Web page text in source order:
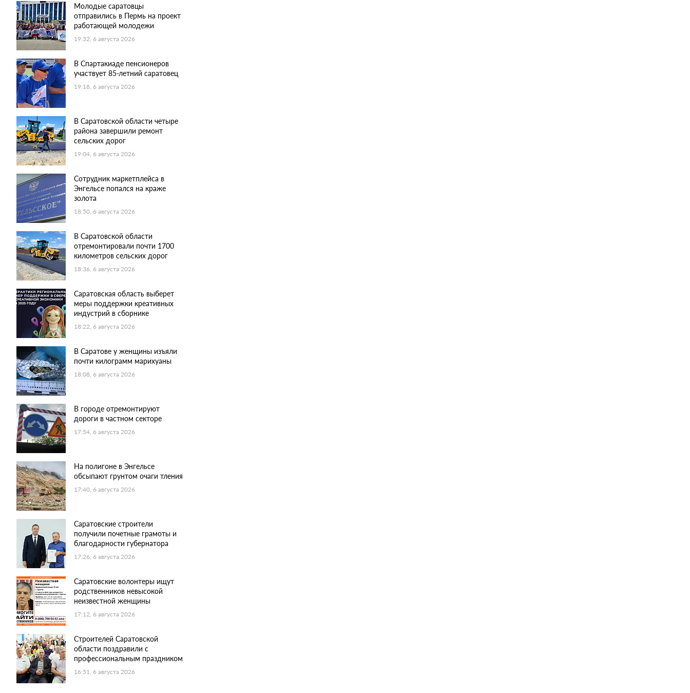
Молодые саратовцы
отправились в Пермь на проект
работающей молодежи
19:32, 6 августа 2026
В Спартакиаде пенсионеров
участвует 85-летний саратовец
19:18, 6 августа 2026
В Саратовской области четыре
района завершили ремонт
сельских дорог
19:04, 6 августа 2026
Сотрудник маркетплейса в
Энгельсе попался на краже
золота
18:50, 6 августа 2026
В Саратовской области
отремонтировали почти 1700
километров сельских дорог
18:36, 6 августа 2026
Саратовская область выберет
меры поддержки креативных
индустрий в сборнике
18:22, 6 августа 2026
В Саратове у женщины изъяли
почти килограмм марихуаны
18:08, 6 августа 2026
В городе отремонтируют
дороги в частном секторе
17:54, 6 августа 2026
На полигоне в Энгельсе
обсыпают грунтом очаги тления
17:40, 6 августа 2026
Саратовские строители
получили почетные грамоты и
благодарности губернатора
17:26, 6 августа 2026
Саратовские волонтеры ищут
родственников невысокой
неизвестной женщины
17:12, 6 августа 2026
Строителей Саратовской
области поздравили с
профессиональным праздником
16:51, 6 августа 2026